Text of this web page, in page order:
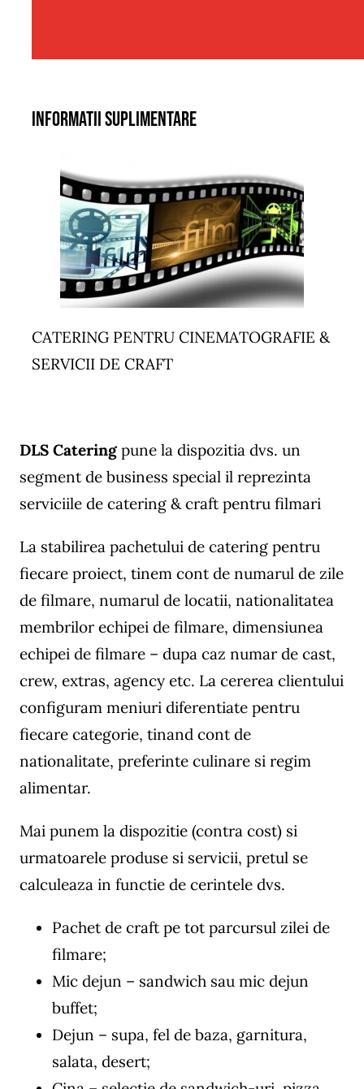
Informatii suplimentare
CATERING PENTRU CINEMATOGRAFIE &
SERVICII DE CRAFT
DLS Cateringpune la dispozitia dvs. un
segment de business special il reprezinta
serviciile de catering & craft pentru filmari
La stabilirea pachetului de catering pentru
fiecare proiect, tinem cont de numarul de zile
de filmare, numarul de locatii, nationalitatea
membrilor echipei de filmare, dimensiunea
echipei de filmare – dupa caz numar de cast,
crew, extras, agency etc. La cererea clientului
configuram meniuri diferentiate pentru
fiecare categorie, tinand cont de
nationalitate, preferinte culinare si regim
alimentar.
Mai punem la dispozitie (contra cost) si
urmatoarele produse si servicii, pretul se
calculeaza in functie de cerintele dvs.
Pachet de craft pe tot parcursul zilei de
filmare;
Mic dejun – sandwich sau mic dejun
buffet;
Dejun – supa, fel de baza, garnitura,
salata, desert;